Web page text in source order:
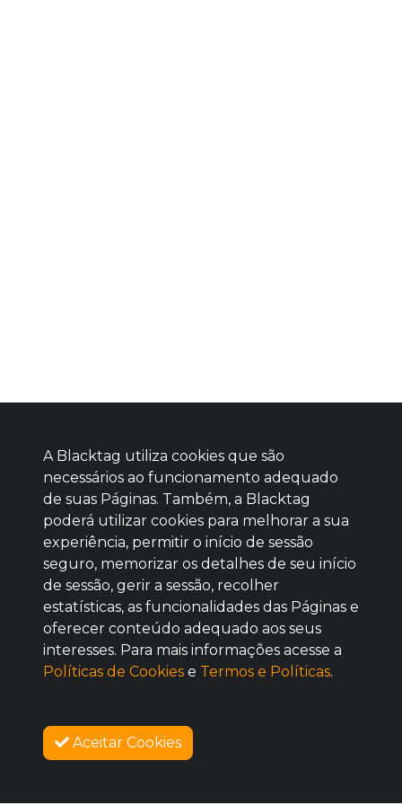
Baixe agora nosso app
SOBRE NÓS
A Blacktag utiliza cookies que são
necessários ao funcionamento adequado
de suas Páginas. Também, a Blacktag
poderá utilizar cookies para melhorar a sua
experiência, permitir o início de sessão
seguro, memorizar os detalhes de seu início
de sessão, gerir a sessão, recolher
estatísticas, as funcionalidades das Páginas e
oferecer conteúdo adequado aos seus
interesses. Para mais informações acesse a
Políticas de Cookies e Termos e Políticas.
Aceitar Cookies